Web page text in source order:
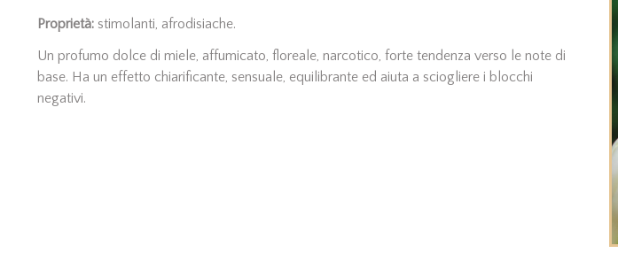
Proprietà: stimolanti, afrodisiache.
Un profumo dolce di miele, affumicato, floreale, narcotico, forte tendenza verso le note di
base. Ha un effetto chiarificante, sensuale, equilibrante ed aiuta a sciogliere i blocchi
negativi.